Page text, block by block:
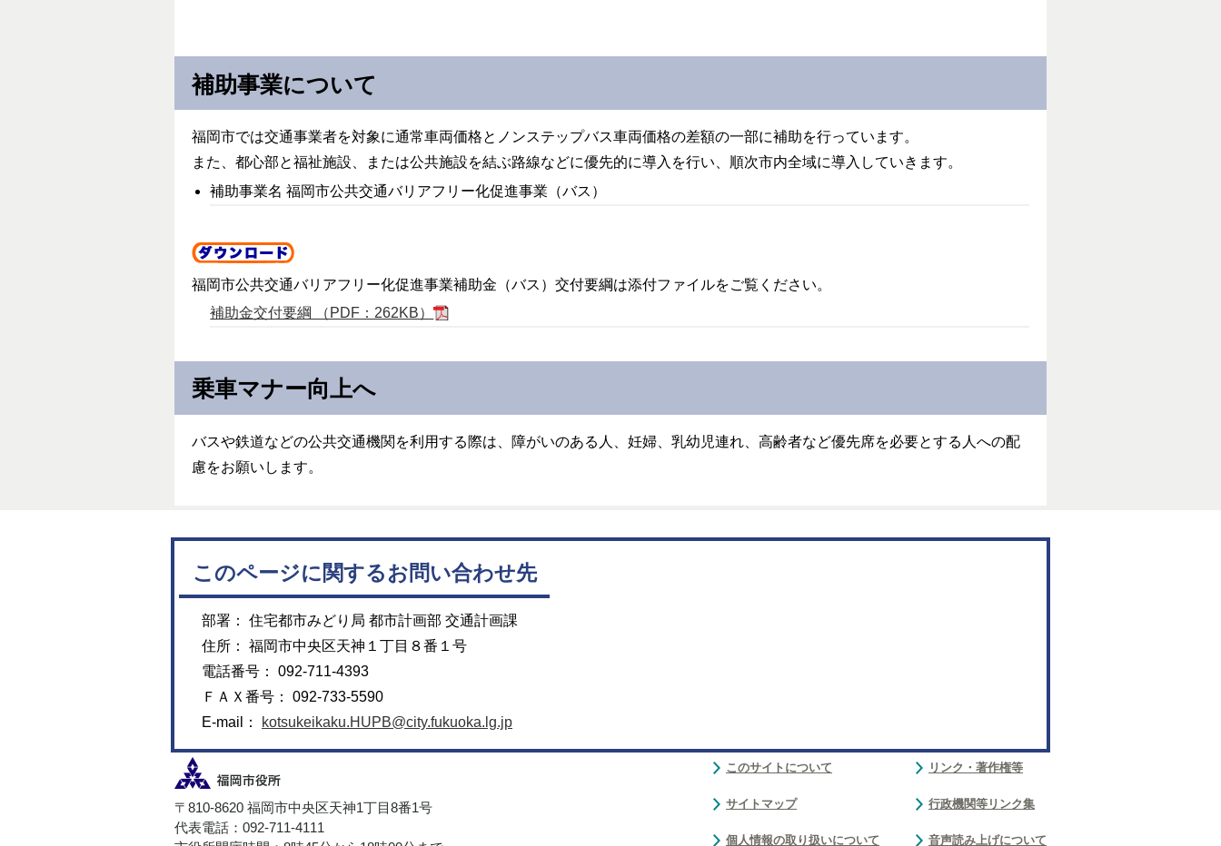
補助事業について
福岡市では交通事業者を対象に通常車両価格とノンステップバス車両価格の差額の一部に補助を行っています。
また、都心部と福祉施設、または公共施設を結ぶ路線などに優先的に導入を行い、順次市内全域に導入していきます。
補助事業名 福岡市公共交通バリアフリー化促進事業（バス）
福岡市公共交通バリアフリー化促進事業補助金（バス）交付要綱は添付ファイルをご覧ください。
補助金交付要綱 （PDF：262KB）
乗車マナー向上へ
バスや鉄道などの公共交通機関を利用する際は、障がいのある人、妊婦、乳幼児連れ、高齢者など優先席を必要とする人への配
慮をお願いします。
このページに関するお問い合わせ先
部署： 住宅都市みどり局 都市計画部 交通計画課
住所： 福岡市中央区天神１丁目８番１号
電話番号： 092-711-4393
ＦＡＸ番号： 092-733-5590
E-mail：
kotsukeikaku.HUPB@city.fukuoka.lg.jp
〒810-8620 福岡市中央区天神1丁目8番1号
代表電話：092-711-4111
このサイトについて
サイトマップ
個人情報の取り扱いについて
リンク・著作権等
行政機関等リンク集
音声読み上げについて